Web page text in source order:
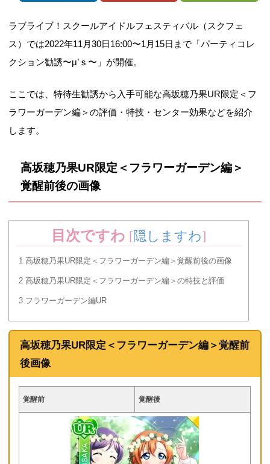
ラブライブ！スクールアイドルフェスティバル（スクフェ
ス）では2022年11月30日16:00〜1月15日まで「パーティコレ
クション勧誘〜μ’ｓ〜」が開催。
ここでは、特待生勧誘から入手可能な高坂穂乃果UR限定＜フ
ラワーガーデン編＞の評価・特技・センター効果などを紹介
します。
高坂穂乃果UR限定＜フラワーガーデン編＞
覚醒前後の画像
目次ですわ [隠しますわ]
1 高坂穂乃果UR限定＜フラワーガーデン編＞覚醒前後の画像
2 高坂穂乃果UR限定＜フラワーガーデン編＞の特技と評価
3 フラワーガーデン編UR
高坂穂乃果UR限定＜フラワーガーデン編＞覚醒前
後画像
覚醒前 覚醒後